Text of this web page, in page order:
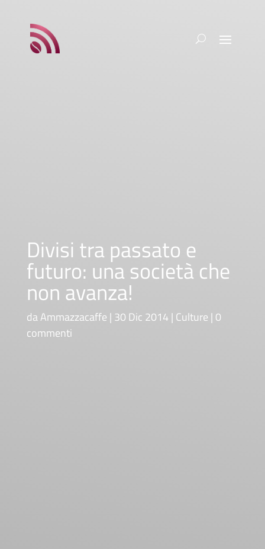
Divisi tra passato e
futuro: una società che
non avanza!
daAmmazzacaffe 30 Dic 2014 Culture 0
commenti